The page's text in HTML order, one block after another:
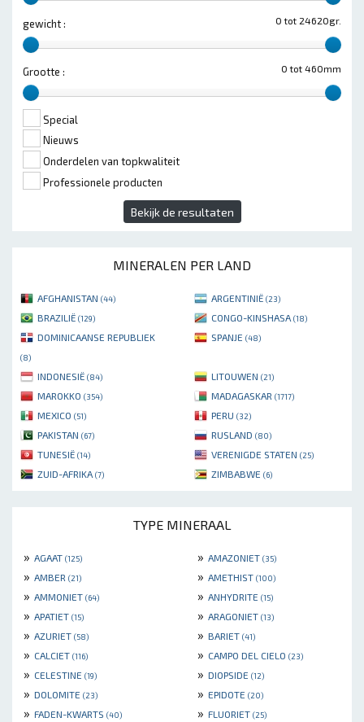
0 tot 24620gr.
gewicht :
0 tot 460mm
Grootte :
Special
Nieuws
Onderdelen van topkwaliteit
Professionele producten
Bekijk de resultaten
MINERALEN PER LAND
AFGHANISTAN (44) ARGENTINIË (23)
BRAZILIË (129) CONGO-KINSHASA (18)
DOMINICAANSE REPUBLIEK
(8)
SPANJE (48)
INDONESIË (84) LITOUWEN (21)
MAROKKO (354) MADAGASKAR (1717)
MEXICO (51) PERU (32)
PAKISTAN (67) RUSLAND (80)
TUNESIË (14) VERENIGDE STATEN (25)
ZUID-AFRIKA (7) ZIMBABWE (6)
TYPE MINERAAL
» AGAAT (125) » AMAZONIET (35)
» AMBER (21) » AMETHIST (100)
» AMMONIET (64) » ANHYDRITE (15)
» APATIET (15) » ARAGONIET (13)
» AZURIET (58) » BARIET (41)
» CALCIET (116) » CAMPO DEL CIELO (23)
» CELESTINE (19) » DIOPSIDE (12)
» DOLOMITE (23) » EPIDOTE (20)
» FADEN-KWARTS (40) » FLUORIET (25)